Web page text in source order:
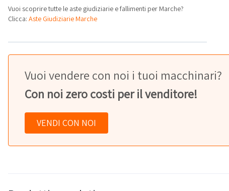
Vuoi scoprire tutte le aste giudiziarie e fallimenti per Marche?
Clicca: Aste Giudiziarie Marche
Vuoi vendere con noi i tuoi macchinari?
Con noi zero costi per il venditore!
VENDI CON NOI